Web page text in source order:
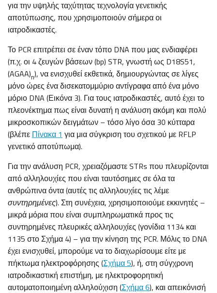
για την υψηλής ταχύτητας τεχνολογία γενετικής
αποτύπωσης, που χρησιμοποιούν σήμερα οι
ιατροδικαστές.
Το PCR επιτρέπει σε έναν τόπο DNA που μας ενδιαφέρει
(π.χ. οι 4 ζευγών βάσεων (bp) STR, γνωστή ως D18S51,
(AGAA)n), να ενισχυθεί εκθετικά, δημιουργώντας σε λίγες
μόνο ώρες ένα δισεκατομμύριο αντίγραφα από ένα μόνο
μόριο DNA (Εικόνα 3). Για τους ιατροδικαστές, αυτό έχει το
πλεονέκτημα πως είναι δυνατή η ανάλυση ακόμη και πολύ
μικροσκοπικών δειγμάτων – τόσο λίγο όσα 30 κύτταρα
(βλέπε Πίνακα 1 για μια σύγκριση του σχετικού με RFLP
γενετικό αποτύπωμα).
Για την ανάλυση PCR, χρειαζόμαστε STRs που πλευρίζονται
από αλληλουχίες που είναι ταυτόσημες σε όλα τα
ανθρώπινα όντα (αυτές τις αλληλουχίες τις λέμε
συντηρημένες). Στη συνέχεια, χρησιμοποιούμε εκκινητές –
μικρά μόρια που είναι συμπληρωματικά προς τις
συντηρημένες πλευρικές αλληλουχίες (γονίδια 1134 και
1135 στο Σχήμα 4) – για την κίνηση της PCR. Μόλις το DNA
έχει ενισχυθεί, μπορούμε να το διαχωρίσουμε είτε με
πήκτωμα ηλεκτροφόρησης (Σχήμα 5), ή, στη σύγχρονη
ιατροδικαστική επιστήμη, με ηλεκτροφορητική
αυτοματοποιημένη αλληλούχιση (Σχήμα 6), και απεικόνισή